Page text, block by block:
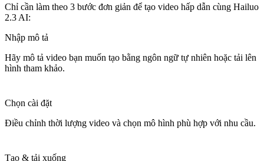
Chỉ cần làm theo 3 bước đơn giản để tạo video hấp dẫn cùng Hailuo
2.3 AI:
Nhập mô tả
Hãy mô tả video bạn muốn tạo bằng ngôn ngữ tự nhiên hoặc tải lên
hình tham khảo.
Chọn cài đặt
Điều chỉnh thời lượng video và chọn mô hình phù hợp với nhu cầu.
Tạo & tải xuống